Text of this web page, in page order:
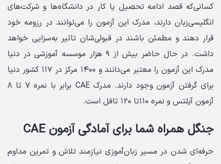
کسانی‌که قصد ادامه تحصیل یا کار در دانشگاه‌ها و شرکت‌های
انگلیسی‌زبان دارند، مدرک این آزمون را می‌توانند در رزومه خود
قرار دهند و مطمئن باشند در قبولی‌شان تاثیر به‌سزایی خواهد
داشت. در حال حاضر بیش از ۹ هزار موسسه آموزشی در دنیا
مدرک این آزمون را معتبر می‌دانند و ۱۴۰۰ مرکز در ۱۱۷ کشور دنیا
برای گرفتن آزمون وجود دارند. مدرک CAE برابر با نمره ۷ تا ۸
آزمون آیلتس و نمره ۱۱۰تا ۱۲۰ تافل است.
جنگل همراه شما برای آمادگی آزمون CAE
حرفه‌ای شدن در مسیر زبان‌آموزی نیازمند تلاش و تمرین مداوم